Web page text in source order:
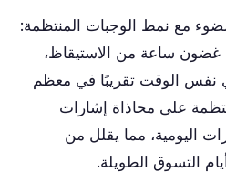
مع نمط الوجبات المنتظمة:
غضون ساعة من الاستيقاظ،
نفس الوقت تقريبًا في معظم
على محاذاة إشارات
اليومية، مما يقلل من
التسوق الطويلة.